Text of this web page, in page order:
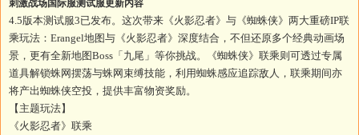
刺激战场国际服测试服更新内容
4.5版本测试服3已发布。这次带来《火影忍者》与《蜘蛛侠》两大重磅IP联
乘玩法：Erangel地图与《火影忍者》深度结合，不但还原多个经典动画场
景，更有全新地图Boss「九尾」等你挑战。《蜘蛛侠》联乘则可透过专属
道具解锁蛛网摆荡与蛛网束缚技能，利用蜘蛛感应追踪敌人，联乘期间亦
将产出蜘蛛侠空投，提供丰富物资奖励。
【主题玩法】
《火影忍者》联乘